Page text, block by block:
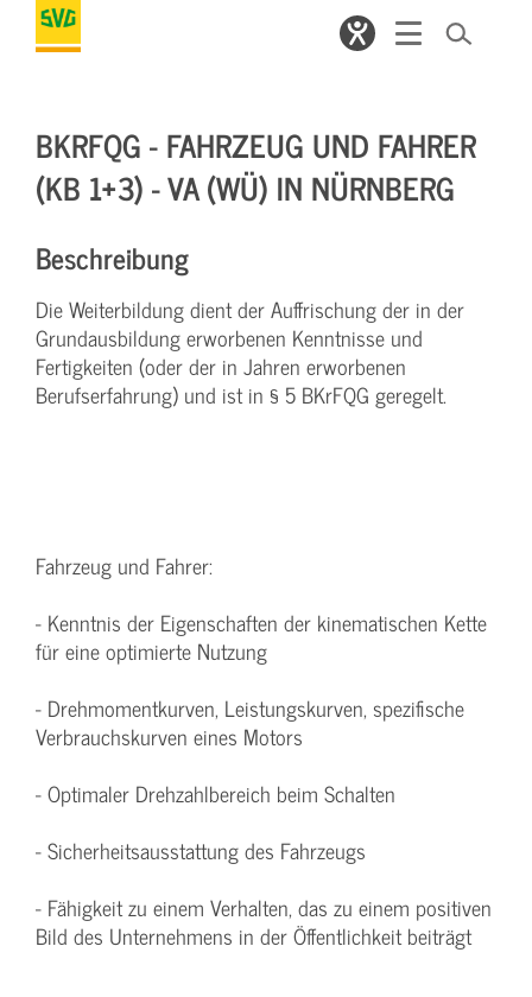
BKRFQG - FAHRZEUG UND FAHRER
(KB 1+3) - VA (WÜ) IN NÜRNBERG
Beschreibung
Die Weiterbildung dient der Auffrischung der in der
Grundausbildung erworbenen Kenntnisse und
Fertigkeiten (oder der in Jahren erworbenen
Berufserfahrung) und ist in § 5 BKrFQG geregelt.
Fahrzeug und Fahrer:
- Kenntnis der Eigenschaften der kinematischen Kette
für eine optimierte Nutzung
- Drehmomentkurven, Leistungskurven, spezifische
Verbrauchskurven eines Motors
- Optimaler Drehzahlbereich beim Schalten
- Sicherheitsausstattung des Fahrzeugs
- Fähigkeit zu einem Verhalten, das zu einem positiven
Bild des Unternehmens in der Öffentlichkeit beiträgt